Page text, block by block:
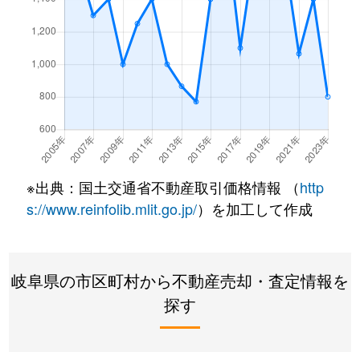
※出典：国土交通省不動産取引価格情報 （http
s://www.reinfolib.mlit.go.jp/）を加工して作成
岐阜県の市区町村から不動産売却・査定情報を
探す